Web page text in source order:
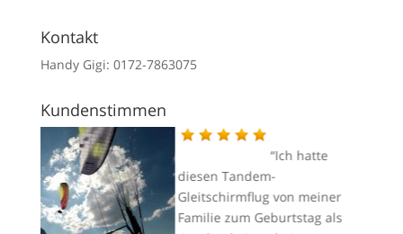
Kontakt
Handy Gigi: 0172-7863075
Kundenstimmen
Ich hatte
diesen Tandem-
Gleitschirmflug von meiner
Familie zum Geburtstag als